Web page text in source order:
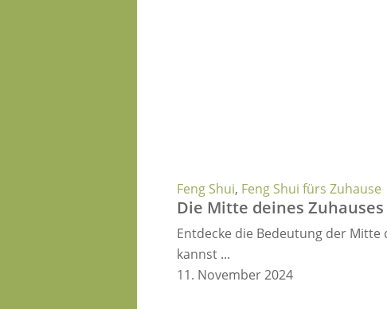
Feng Shui, Feng Shui fürs Zuhause
Die Mitte deines
Entdecke die Bedeutung der
kannst ...
11. November 2024